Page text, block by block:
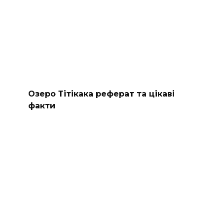
Озеро Тітікака реферат та цікаві
факти